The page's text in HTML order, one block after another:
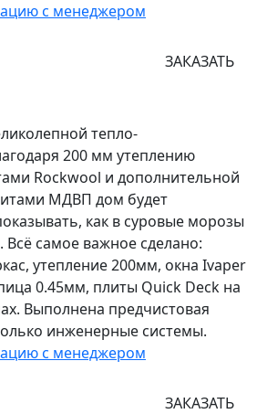
с менеджером
ЗАКАЗАТЬ
тепло-
200 мм утеплению
Rockwool и дополнительной
МДВП дом будет
как в суровые морозы
Всё самое важное сделано:
утепление 200мм, окна Ivaper
0.45мм, плиты Quick Deck на
Выполнена предчистовая
инженерные системы.
с менеджером
ЗАКАЗАТЬ